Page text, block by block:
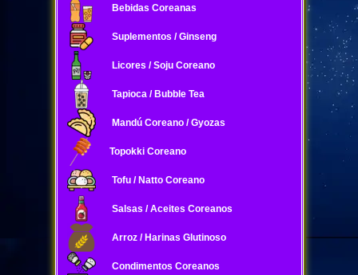
Bebidas Coreanas
Suplementos / Ginseng
Licores / Soju Coreano
Tapioca / Bubble Tea
Mandú Coreano / Gyozas
Topokki Coreano
Tofu / Natto Coreano
Salsas / Aceites Coreanos
Arroz / Harinas Glutinoso
Condimentos Coreanos